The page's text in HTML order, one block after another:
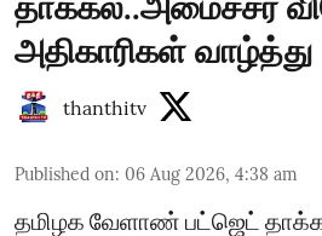
அதிகாரிகள் வாழ்த்து
thanthitv
Published on: 06 Aug 2026, 4:38 am
தமிழக வேளாண் பட்ஜெட்